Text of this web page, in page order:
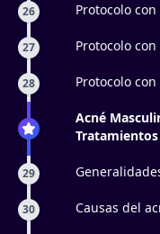
26 Protocolo
27
Protocolo
28
Protocolo
Acné
Tratamientos
29
30 Causas del